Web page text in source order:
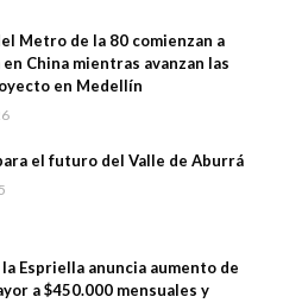
Metro de la 80 comienzan a
China mientras avanzan las
en Medellín
el futuro del Valle de Aburrá
Espriella anuncia aumento de
a $450.000 mensuales y